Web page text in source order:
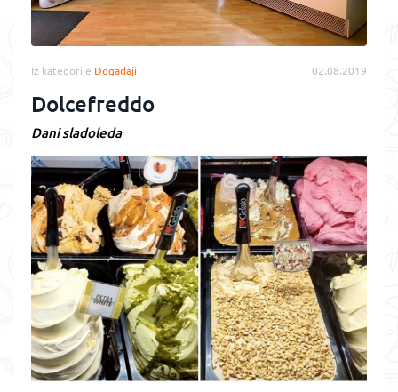
Iz kategorije Događaji 02.08.2019
Dolcefreddo
Dani sladoleda